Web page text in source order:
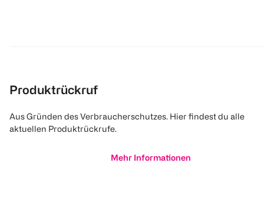
Produktrückruf
Aus Gründen des Verbraucherschutzes. Hier findest du alle
aktuellen Produktrückrufe.
Mehr Informationen